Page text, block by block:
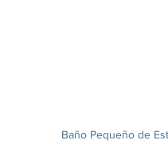
Baño Pequeño de